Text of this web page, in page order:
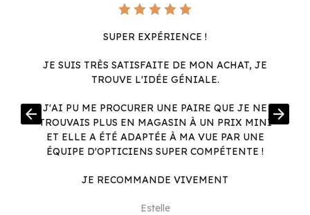
SUPER EXPÉRIENCE !
JE SUIS TRÈS SATISFAITE DE MON ACHAT, JE
TROUVE L'IDÉE GÉNIALE.
J'AI PU ME PROCURER UNE PAIRE QUE JE NE
TROUVAIS PLUS EN MAGASIN À UN PRIX MINI
ET ELLE A ÉTÉ ADAPTÉE À MA VUE PAR UNE
ÉQUIPE D'OPTICIENS SUPER COMPÉTENTE !
JE RECOMMANDE VIVEMENT
Estelle
arrow_back arrow_forward